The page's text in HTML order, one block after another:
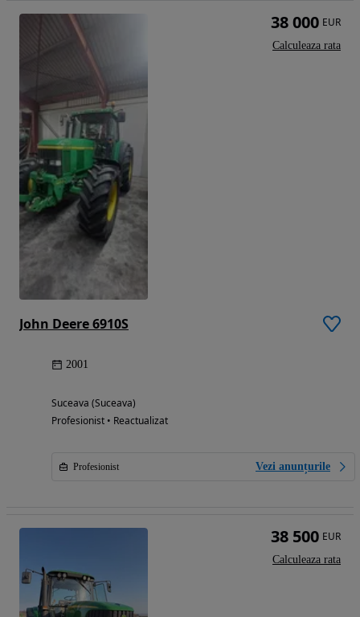
John Deere 6910S
2001
Suceava (Suceava)
Profesionist • Reactualizat
Profesionist Vezi anunțurile
38 000 EUR
Calculeaza rata
38 500 EUR
Calculeaza rata